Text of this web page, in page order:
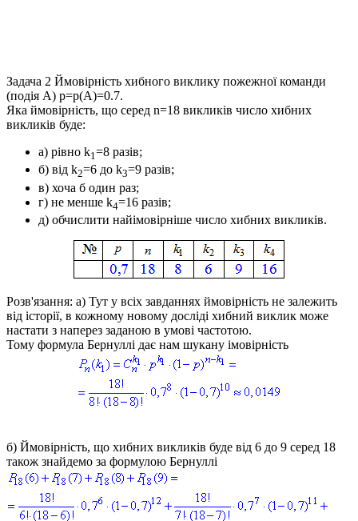
Задача 2 Ймовірність хибного виклику пожежної команди
(подія A) p=p(A)=0.7.
Яка ймовірність, що серед n=18 викликів число хибних
викликів буде:
а) рівно k1=8 разів;
б) від k2=6 до k3=9 разів;
в) хоча б один раз;
г) не менше k4=16 разів;
д) обчислити найімовірніше число хибних викликів.
Розв'язання: а) Тут у всіх завданнях ймовірність не залежить
від історії, в кожному новому досліді хибний виклик може
настати з наперез заданою в умові частотою.
Тому формула Бернуллі дає нам шукану імовірність
б) Ймовірність, що хибних викликів буде від 6 до 9 серед 18
також знайдемо за формулою Бернуллі